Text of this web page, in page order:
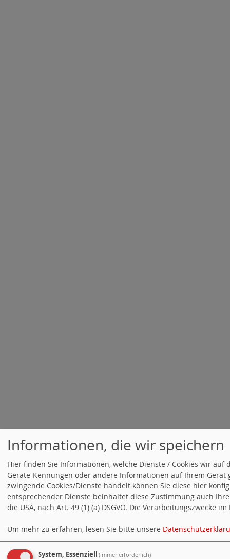
Informationen, die wir speichern
Hier finden Sie Informationen, welche Dienste / Cookies wir
Geräte-Kennungen oder andere Informationen auf Ihrem
zwingende Cookies/Dienste handelt können Sie diese hier
entsprechender Dienste beinhaltet diese Zustimmung auch
die USA, nach Art. 49 (1) (a) DSGVO. Die Verarbeitungszwecke
Um mehr zu erfahren, lesen Sie bitte unsere
System, Essenziell (immer erforderlich)